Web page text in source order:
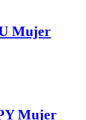
Mujer
Mujer